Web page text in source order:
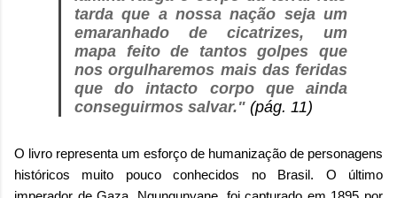
tarda que a nossa nação seja um
emaranhado de cicatrizes, um
mapa feito de tantos golpes que
nos orgulharemos mais das feridas
que do intacto corpo que ainda
conseguirmos salvar." (pág. 11)
O livro representa um esforço de humanização de personagens
históricos muito pouco conhecidos no Brasil. O último